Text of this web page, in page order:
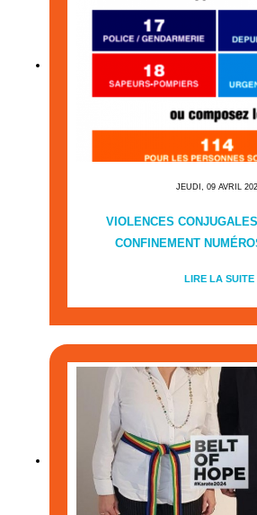
JEUDI, 09 AVRIL
VIOLENCES
CONFINEMENT
LIRE LA SUITE